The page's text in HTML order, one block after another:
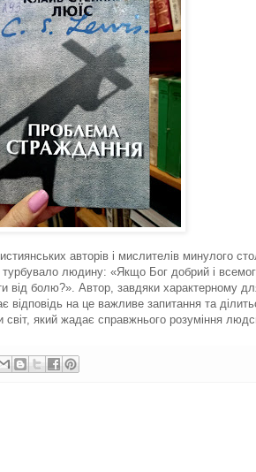
авторів і мислителів минулого
людину: «Якщо Бог добрий і
від болю?». Автор, завдяки характерному
відповідь на це важливе запитання та
який жадає справжнього розуміння